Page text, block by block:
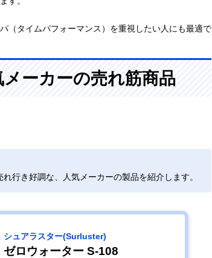
（タイムパフォーマンス）を重視したい人にも最適で
ーカーの売れ筋商品
行き好調な、人気メーカーの製品を紹介します。
シュアラスター(Surluster)
ゼロウォーター ‎S-108